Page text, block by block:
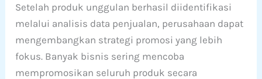
Setelah produk unggulan berhasil diidentifikasi
melalui analisis data penjualan, perusahaan dapat
mengembangkan strategi promosi yang lebih
fokus. Banyak bisnis sering mencoba
mempromosikan seluruh produk secara